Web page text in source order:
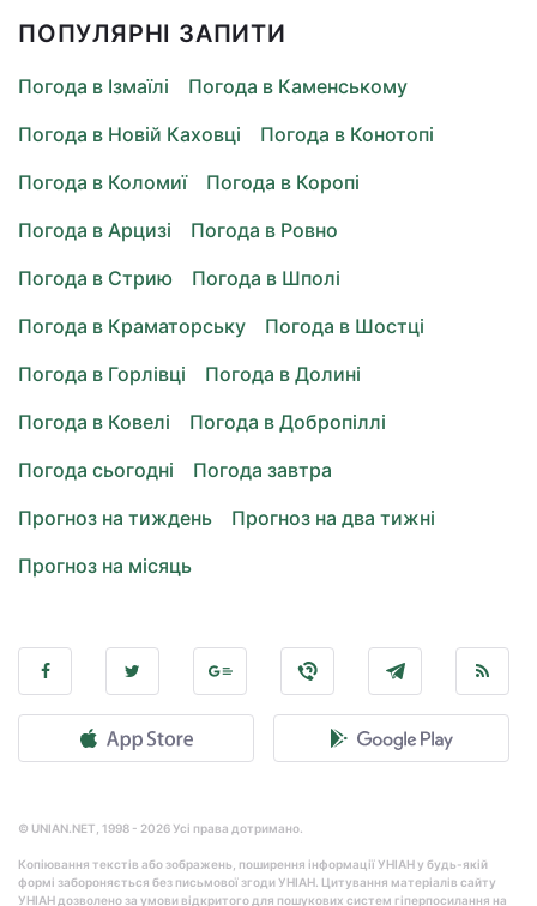
ПОПУЛЯРНІ ЗАПИТИ
Погода в Ізмаїлі
Погода в Каменському
Погода в Новій Каховці
Погода в Конотопі
Погода в Коломиї
Погода в Коропі
Погода в Арцизі
Погода в Ровно
Погода в Стрию
Погода в Шполі
Погода в Краматорську
Погода в Шостці
Погода в Горлівці
Погода в Долині
Погода в Ковелі
Погода в Добропіллі
Погода сьогодні
Погода завтра
Прогноз на тиждень
Прогноз на два тижні
Прогноз на місяць
© UNIAN.NET, 1998 - 2026 Усі права дотримано.
Копіювання текстів або зображень, поширення інформації УНІАН у будь-якій
формі забороняється без письмової згоди УНІАН. Цитування матеріалів сайту
УНІАН дозволено за умови відкритого для пошукових систем гіперпосилання на